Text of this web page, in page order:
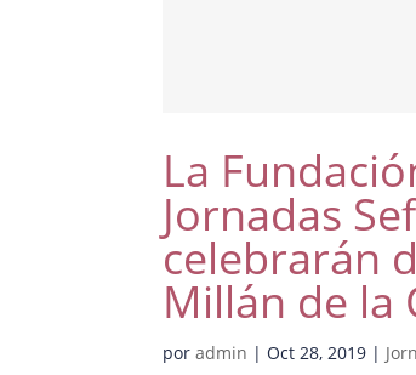
La
Jornadas
celebrarán
Millán de la
poradmin |Oct 28, 2019 |